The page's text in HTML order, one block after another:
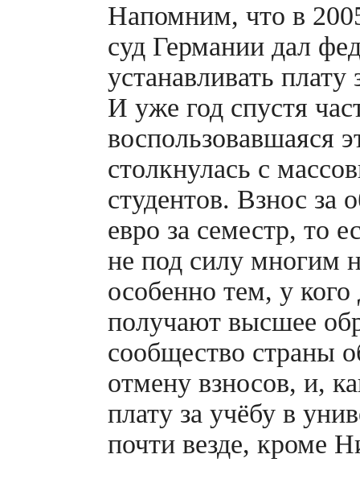
Напомним, что в
суд Германии дал
устанавливать
И уже год спустя
воспользовавшаяся
столкнулась с
студентов. Взнос за
евро за семестр, то
не под силу многим
особенно тем, у
получают высшее
сообщество страны
отмену взносов, и,
плату за учёбу в
почти везде, кроме